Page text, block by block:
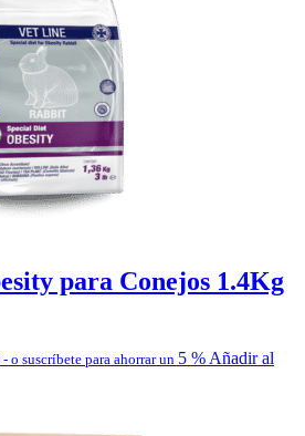
para Conejos 1.4Kg
- o suscríbete para ahorrar un 5 % Añadir al